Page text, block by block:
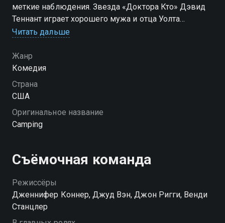
меткие наблюдения. Звезда «Доктора Кто» Дэвид
Теннант играет хорошего мужа и отца Уолта
можете совершенно бесплатно в хорошем HD
качестве на Смотрёшке
Читать дальше
Жанр
Комедия
Страна
США
Оригинальное название
Camping
Съёмочная команда
Режиссёры
Дженнифер Коннер, Джуд Вэн, Джон Ригги, Венди
Станцлер